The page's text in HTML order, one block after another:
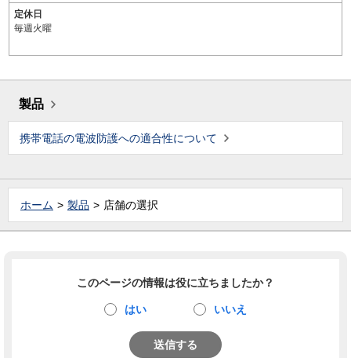
定休日
毎週火曜
製品
携帯電話の電波防護への適合性について
ホーム 製品 店舗の選択
このページの情報は役に立ちましたか？
はい いいえ
送信する